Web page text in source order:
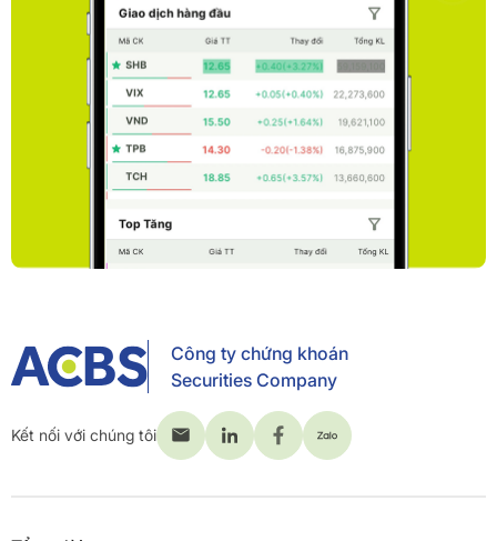
Công ty chứng khoán
Securities Company
Kết nối với chúng tôi